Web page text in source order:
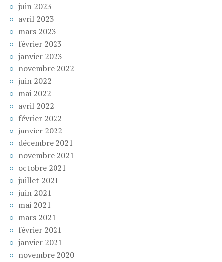
juin 2023
avril 2023
mars 2023
février 2023
janvier 2023
novembre 2022
juin 2022
mai 2022
avril 2022
février 2022
janvier 2022
décembre 2021
novembre 2021
octobre 2021
juillet 2021
juin 2021
mai 2021
mars 2021
février 2021
janvier 2021
novembre 2020